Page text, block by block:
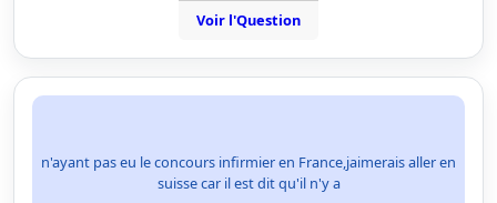
Voir l'Question
n'ayant pas eu le concours infirmier en France,jaimerais aller en
suisse car il est dit qu'il n'y a